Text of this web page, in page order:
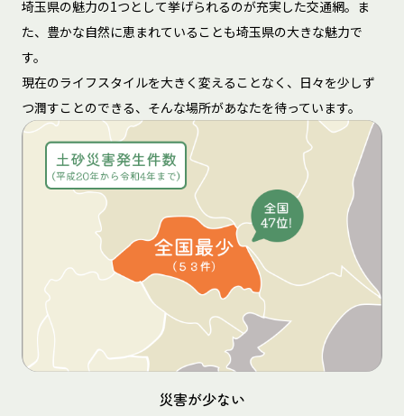
埼玉県の魅力の1つとして挙げられるのが充実した交通網。ま
た、豊かな自然に恵まれていることも埼玉県の大きな魅力で
す。
現在のライフスタイルを大きく変えることなく、日々を少しず
つ潤すことのできる、そんな場所があなたを待っています。
災害が少ない